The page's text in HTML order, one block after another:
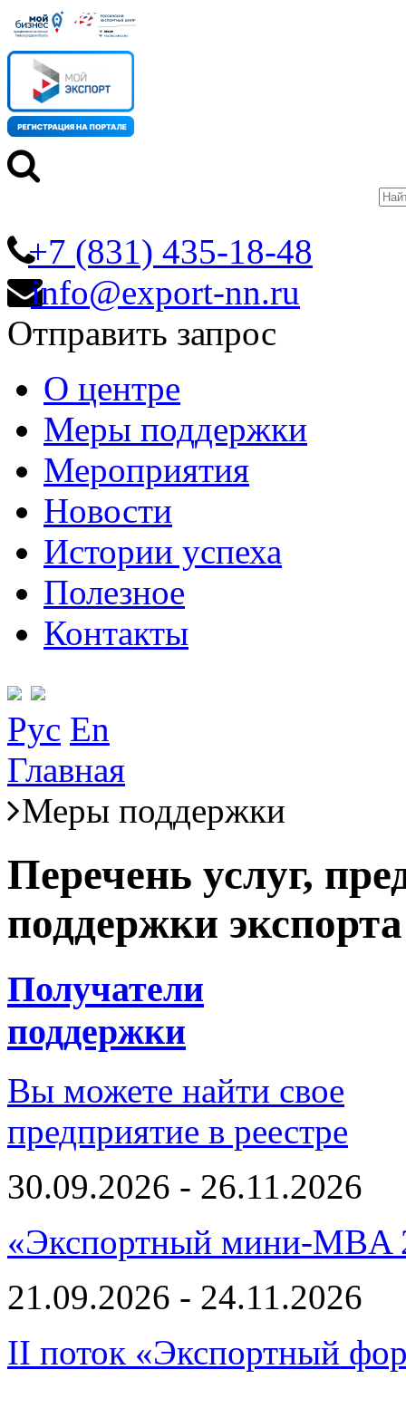
+7 (831) 435-18-48
info@export-nn.ru
Отправить запрос
О центре
Меры поддержки
Мероприятия
Новости
Истории успеха
Полезное
Контакты
Рус En
Главная
Меры поддержки
Перечень услуг,
поддержки
Получатели
поддержки
Вы можете найти свое
предприятие в реестре
30.09.2026 - 26.11.2026
«Экспортный мини-MBA
21.09.2026 - 24.11.2026
II поток «Экспортный